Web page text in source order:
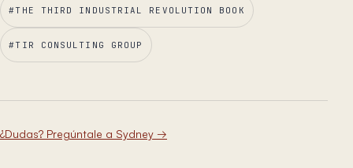
#THE THIRD INDUSTRIAL REVOLUTION BOOK
#TIR CONSULTING GROUP
¿Dudas? Pregúntale a Sydney →